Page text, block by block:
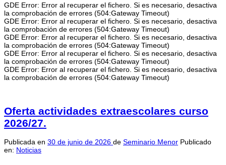
GDE Error: Error al recuperar el fichero. Si es necesario, desactiva
la comprobación de errores (504:Gateway Timeout)
GDE Error: Error al recuperar el fichero. Si es necesario, desactiva
la comprobación de errores (504:Gateway Timeout)
GDE Error: Error al recuperar el fichero. Si es necesario, desactiva
la comprobación de errores (504:Gateway Timeout)
GDE Error: Error al recuperar el fichero. Si es necesario, desactiva
la comprobación de errores (504:Gateway Timeout)
GDE Error: Error al recuperar el fichero. Si es necesario, desactiva
la comprobación de errores (504:Gateway Timeout)
Oferta actividades extraescolares curso
2026/27.
Publicada en 30 de junio de 2026 de Seminario Menor Publicado
en: Noticias